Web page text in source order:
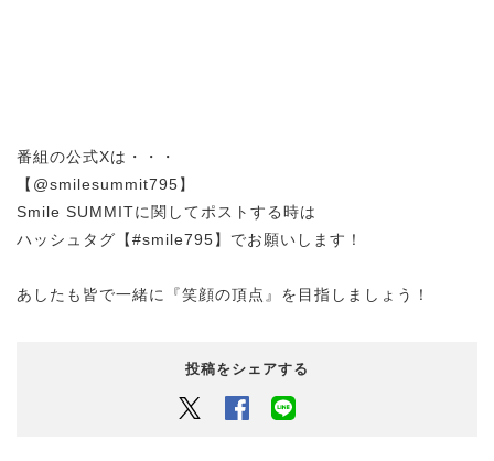
番組の公式Xは・・・
【@smilesummit795】
Smile SUMMITに関してポストする時は
ハッシュタグ【#smile795】でお願いします！
あしたも皆で一緒に『笑顔の頂点』を目指しましょう！
投稿をシェアする
Twitter Facebook